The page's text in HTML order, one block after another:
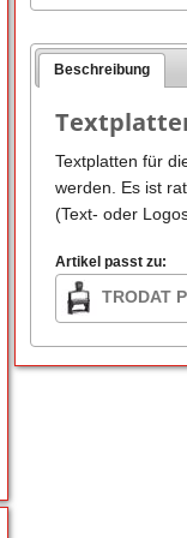
Beschreibung
Textplatten für
werden. Es ist
(Text- oder
Artikel passt zu:
TRODAT